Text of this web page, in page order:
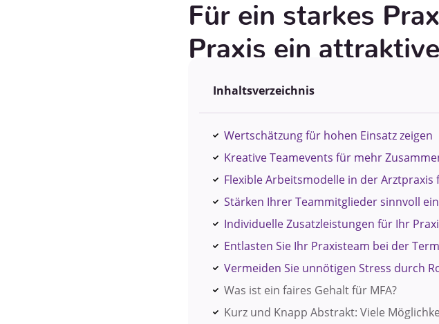
Für ein starkes
Praxis ein
Inhaltsverzeichnis
Wertschätzung für hohen Einsatz zeigen
Kreative Teamevents für mehr
Flexible Arbeitsmodelle in der Arztpraxis
Stärken Ihrer Teammitglieder sinnvoll
Individuelle Zusatzleistungen für Ihr
Entlasten Sie Ihr Praxisteam bei der
Vermeiden Sie unnötigen Stress durch
Was ist ein faires Gehalt für MFA?
Kurz und Knapp Abstrakt: Viele